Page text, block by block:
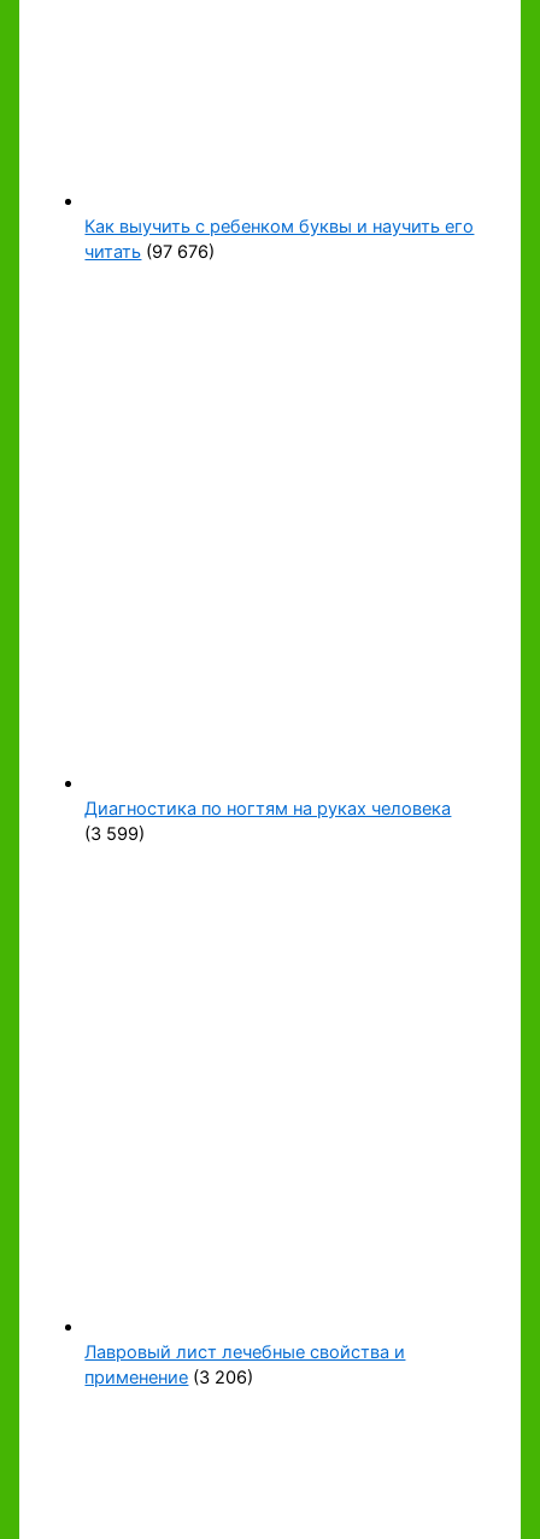
Как выучить с ребенком буквы и научить его
читать (97 676)
Диагностика по ногтям на руках человека
(3 599)
Лавровый лист лечебные свойства и
применение (3 206)